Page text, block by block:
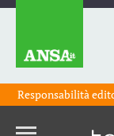
Responsabilità